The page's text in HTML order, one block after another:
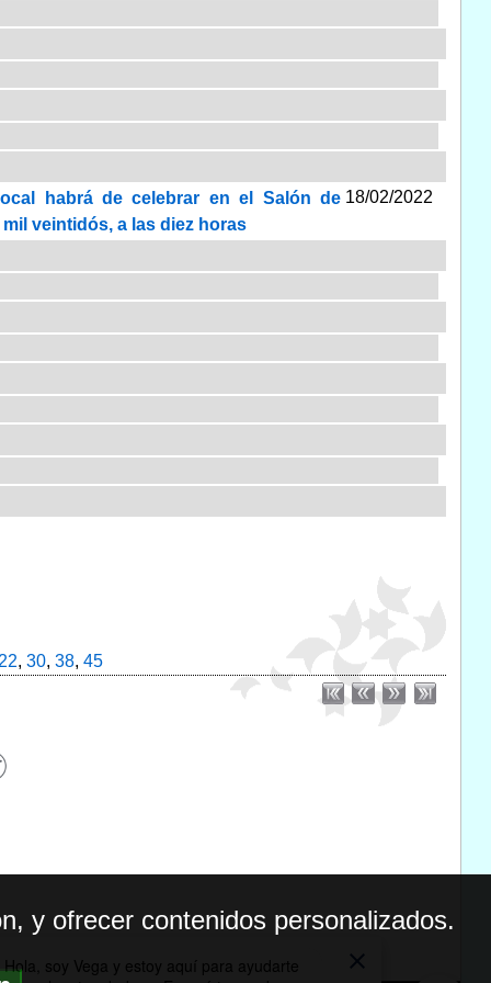
habrá de celebrar en el Salón de
veintidós, a las diez horas
18/02/2022
22, 30, 38, 45
y ofrecer contenidos personalizados.